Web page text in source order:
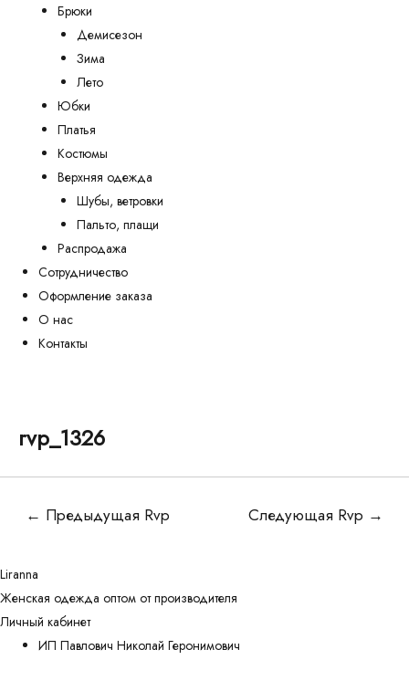
Брюки
Демисезон
Зима
Лето
Юбки
Платья
Костюмы
Верхняя одежда
Шубы, ветровки
Пальто, плащи
Распродажа
Сотрудничество
Оформление заказа
О нас
Контакты
rvp_1326
Навигация
← Предыдущая Rvp Следующая Rvp →
Liranna
Женская одежда оптом от производителя
Личный кабинет
ИП Павлович Николай Геронимович